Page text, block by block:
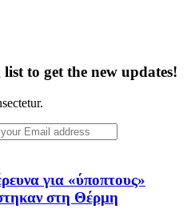
to get the new updates!
για «ύποπτους»
στη Θέρμη